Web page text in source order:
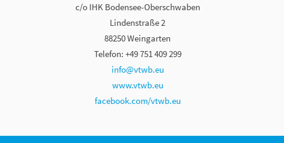
c/o IHK Bodensee-Oberschwaben
Lindenstraße 2
88250 Weingarten
Telefon: +49 751 409 299
info@vtwb.eu
www.vtwb.eu
facebook.com/vtwb.eu